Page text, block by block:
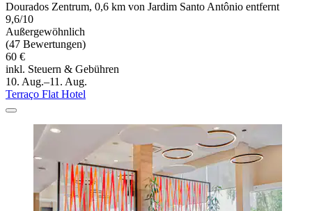
Dourados Zentrum, 0,6 km von Jardim Santo Antônio entfernt
9,6/10
Außergewöhnlich
(47 Bewertungen)
60 €
inkl. Steuern & Gebühren
10. Aug.–11. Aug.
Terraço Flat Hotel